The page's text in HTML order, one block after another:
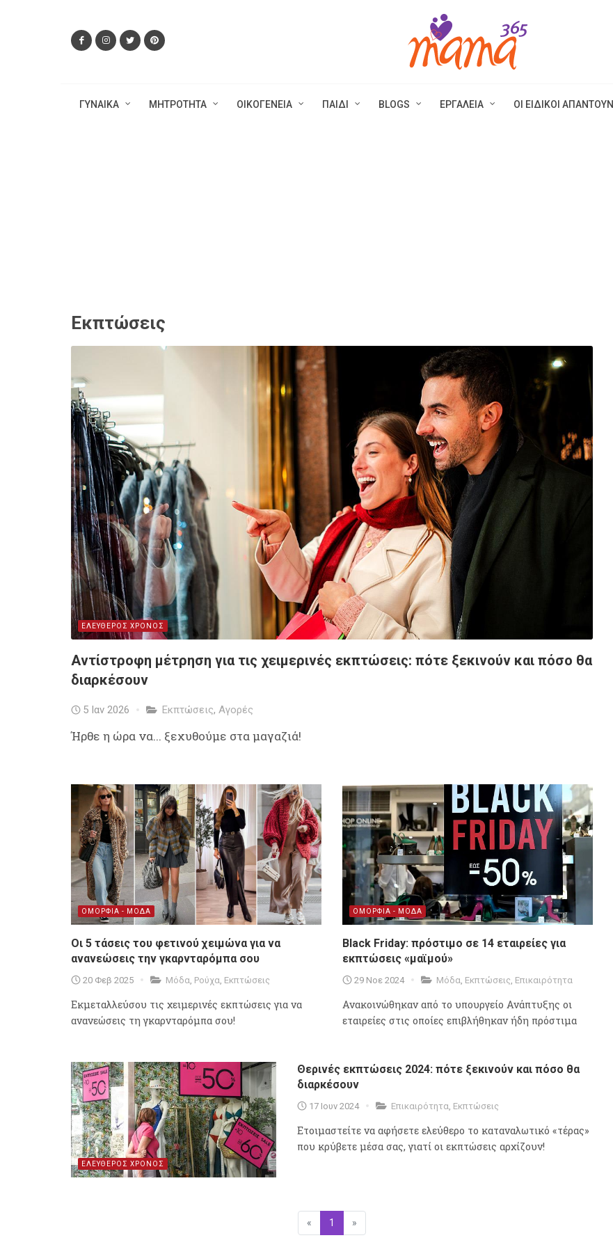
ΓΥΝΑΙΚΑ ΜΗΤΡΟΤΗΤΑ ΟΙΚΟΓΕΝΕΙΑ ΠΑΙΔΙ BLOGS ΕΡΓΑΛΕΙΑ ΟΙ ΕΙΔΙΚΟΙ ΑΠΑΝΤΟΥΝ
Εκπτώσεις
ΕΛΕΥΘΕΡΟΣ ΧΡΟΝΟΣ
Αντίστροφη μέτρηση για τις χειμερινές εκπτώσεις: πότε ξεκινούν και πόσο θα
διαρκέσουν
5 Ιαν 2026 Εκπτώσεις, Αγορές
Ήρθε η ώρα να... ξεχυθούμε στα μαγαζιά!
ΟΜΟΡΦΙΑ - ΜΟΔΑ
Οι 5 τάσεις του φετινού χειμώνα για να
ανανεώσεις την γκαρνταρόμπα σου
20 Φεβ 2025 Μόδα, Ρούχα, Εκπτώσεις
Εκμεταλλεύσου τις χειμερινές εκπτώσεις για να
ανανεώσεις τη γκαρνταρόμπα σου!
ΟΜΟΡΦΙΑ - ΜΟΔΑ
Black Friday: πρόστιμο σε 14 εταιρείες για
εκπτώσεις «μαϊμού»
29 Νοε 2024 Μόδα, Εκπτώσεις, Επικαιρότητα
Ανακοινώθηκαν από το υπουργείο Ανάπτυξης οι
εταιρείες στις οποίες επιβλήθηκαν ήδη πρόστιμα
ΕΛΕΥΘΕΡΟΣ ΧΡΟΝΟΣ
Θερινές εκπτώσεις 2024: πότε ξεκινούν και πόσο θα
διαρκέσουν
17 Ιουν 2024 Επικαιρότητα, Εκπτώσεις
Ετοιμαστείτε να αφήσετε ελεύθερο το καταναλωτικό «τέρας»
που κρύβετε μέσα σας, γιατί οι εκπτώσεις αρχίζουν!
« Προηγούμενη
1 (επιλεγμένη)
»